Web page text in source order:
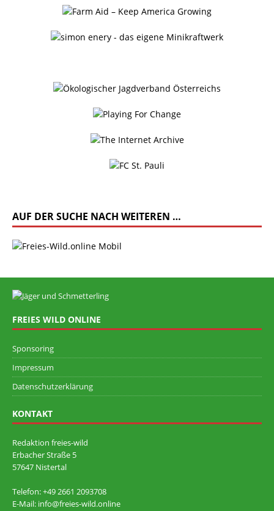
AUF DER SUCHE NACH WEITEREN …
FREIES WILD ONLINE
Sponsoring
Impressum
Datenschutzerklärung
KONTAKT
Redaktion freies-wild
Erbacher Straße 5
57647 Nistertal
Telefon: +49 ‭2661 2093708
E-Mail: info@freies-wild.online